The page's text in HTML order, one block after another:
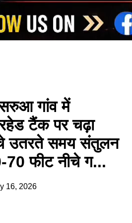
गांव में
टैंक पर चढ़ा
उतरते समय संतुलन
70 फीट नीचे ग...
16, 2026